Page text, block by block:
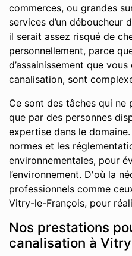
commerces, ou grandes
services d’un déboucheur
il serait assez risqué de
personnellement, parce
d’assainissement que
canalisation, sont
Ce sont des tâches qui ne
que par des personnes
expertise dans le
normes et les
environnementales, pour
l’environnement. D'où la
professionnels comme
Vitry-le-François, pour
Nos prestations
canalisation à